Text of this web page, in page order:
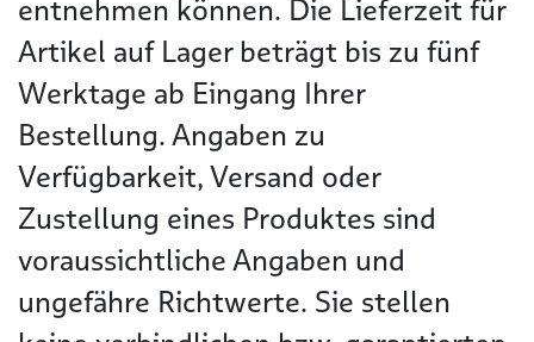
entnehmen können. Die Lieferzeit für
Artikel auf Lager beträgt bis zu fünf
Werktage ab Eingang Ihrer
Bestellung. Angaben zu
Verfügbarkeit, Versand oder
Zustellung eines Produktes sind
voraussichtliche Angaben und
ungefähre Richtwerte. Sie stellen